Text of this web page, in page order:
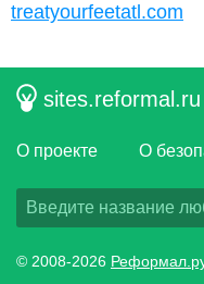
treatyourfeetatl.com
sites.reformal.ru
О проекте О
© 2008-2026